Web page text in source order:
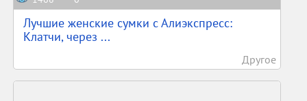
Лучшие женские сумки с Алиэкспресс:
Клатчи, через ...
Другое